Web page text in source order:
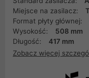
Miejsce na zasilacz:
Format płyty głównej:
Wysokość:
508 mm
Długość:
417 mm
Zobacz więcej